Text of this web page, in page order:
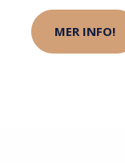
MER INFO!